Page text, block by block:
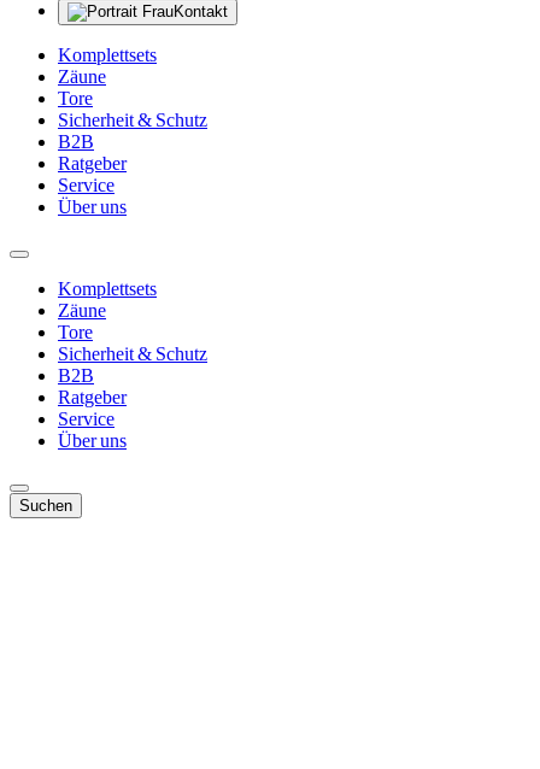
Kontakt
Komplettsets
Zäune
Tore
Sicherheit & Schutz
B2B
Ratgeber
Service
Über uns
Komplettsets
Zäune
Tore
Sicherheit & Schutz
B2B
Ratgeber
Service
Über uns
Suchen